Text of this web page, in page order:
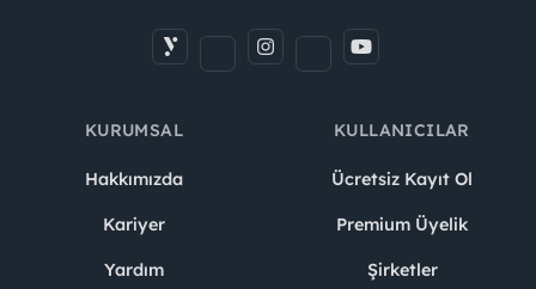
KURUMSAL
Hakkımızda
Kariyer
Yardım
KULLANICILAR
Ücretsiz Kayıt Ol
Premium Üyelik
Şirketler